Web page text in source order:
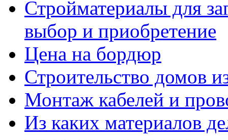
Стройматериалы для
выбор и приобретение
Цена на бордюр
Строительство домов
Монтаж кабелей и
Из каких материалов